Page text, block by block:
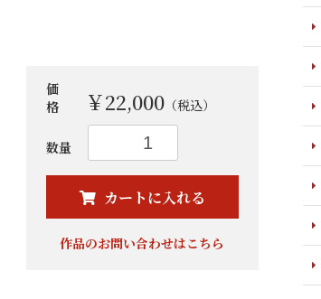
価
格
￥22,000（税込）
数量
カートに入れる
カートへ進む
作品のお問い合わせはこちら